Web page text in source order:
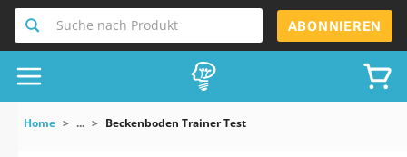
Suche nach Produkt ABONNIEREN
Home ... Beckenboden Trainer Test